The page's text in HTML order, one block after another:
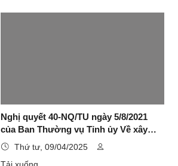
Nghị quyết 40-NQ/TU ngày 5/8/2021
của Ban Thường vụ Tỉnh ủy Về xây
dựng và phát triển thành phố Lạng
Sơn giai đoạn 2021 - 2030, định hướng
Thứ tư, 09/04/2025
Tải xuống